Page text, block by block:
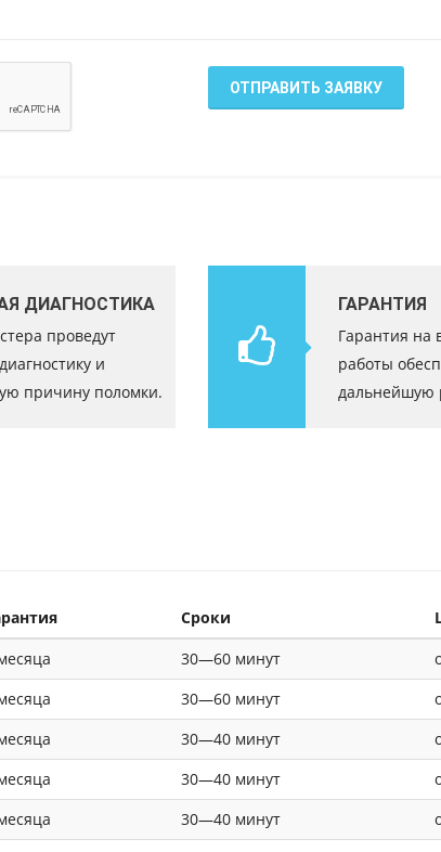
ОТПРАВИТЬ ЗАЯВКУ
ДИАГНОСТИКА
проведут
и
причину поломки.
ГАРАНТИЯ
Гарантия
работы
дальнейшую
Сроки
30—60 минут
30—60 минут
30—40 минут
30—40 минут
30—40 минут